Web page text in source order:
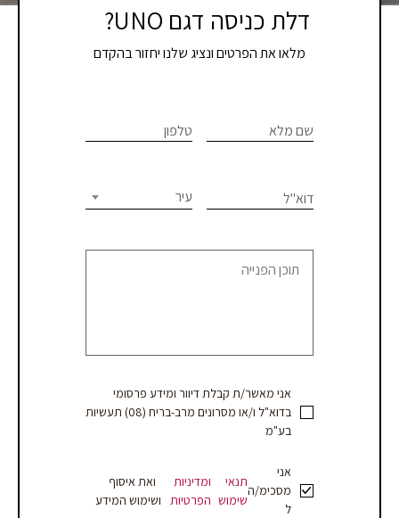
דלת כניסה דגם UNO?
מלאו את הפרטים ונציג שלנו יחזור בהקדם
פגישת
או
הצעת
שם מלא טלפון
דוא"ל עיר
אני מאשר/ת קבלת דיוור ומידע פרסומי
בדוא"ל ו/או מסרונים מרב-בריח (08) תעשיות
בע"מ
אני
מסכימ/ה
ל
תנאי
שימוש
ומדיניות
הפרטיות
ואת איסוף
ושימוש המידע
are
this
field